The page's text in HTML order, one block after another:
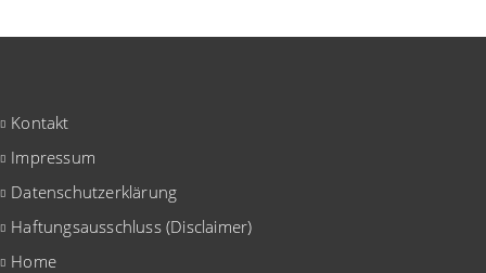
Kontakt
Impressum
Datenschutzerklärung
Haftungsausschluss (Disclaimer)
Home